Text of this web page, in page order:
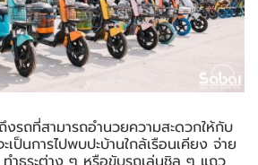
รถที่สามารถอำนวยความสะดวกให้กับ
ะเป็นการไปพบปะบ้านใกล้เรือนเคียง จ่าย